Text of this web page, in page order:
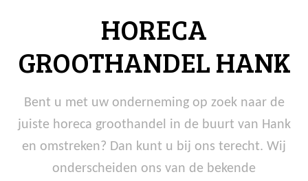
HORECA
GROOTHANDEL HANK
Bent u met uw onderneming op zoek naar de
juiste horeca groothandel in de buurt van Hank
en omstreken? Dan kunt u bij ons terecht. Wij
onderscheiden ons van de bekende